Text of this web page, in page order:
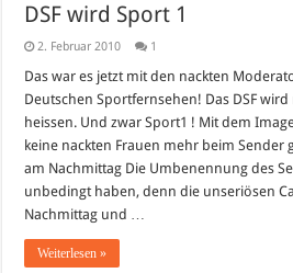
DSF wird Sport 1
2. Februar 2010 1
Das war es jetzt mit den nackten
Deutschen Sportfernsehen! Das DSF
heissen. Und zwar Sport1 ! Mit dem
keine nackten Frauen mehr beim Sender
am Nachmittag Die Umbenennung des
unbedingt haben, denn die unseriösen
Nachmittag und …
Weiterlesen »